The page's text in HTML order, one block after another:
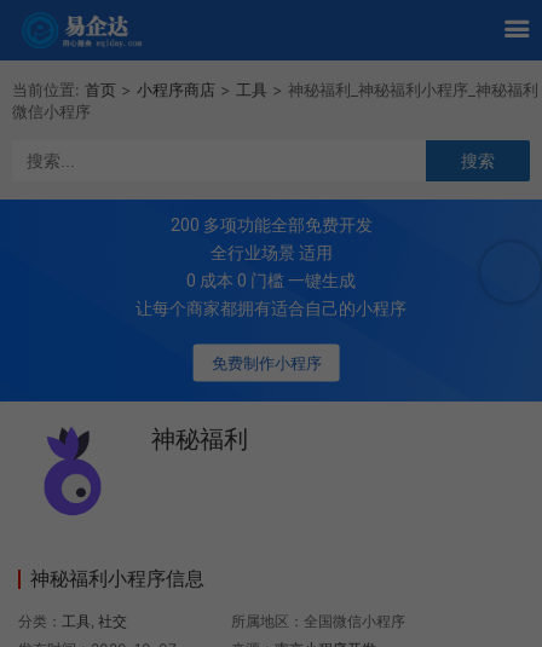
当前位置: 首页 > 小程序商店 > 工具 > 神秘福利_神秘福利小程序_神秘福利
微信小程序
免费制作小程序
200 多项功能全部免费开发
全行业场景 适用
0 成本 0 门槛 一键生成
让每个商家都拥有适合自己的小程序
神秘福利
神秘福利小程序信息
分类： 工具, 社交
所属地区：全国微信小程序